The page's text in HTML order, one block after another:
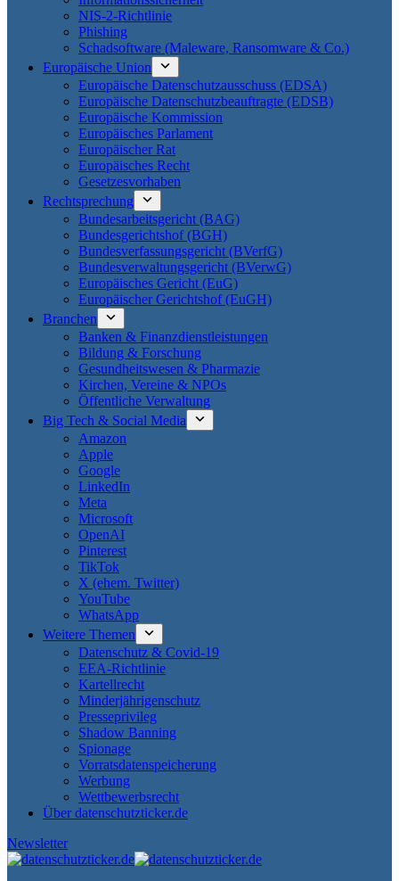
NIS-2-Richtlinie
Phishing
Schadsoftware (Maleware, Ransomware & Co.)
Europäische Union
Europäische Datenschutzausschuss (EDSA)
Europäische Datenschutzbeauftragte (EDSB)
Europäische Kommission
Europäisches Parlament
Europäischer Rat
Europäisches Recht
Gesetzesvorhaben
Rechtsprechung
Bundesarbeitsgericht (BAG)
Bundesgerichtshof (BGH)
Bundesverfassungsgericht (BVerfG)
Bundesverwaltungsgericht (BVerwG)
Europäisches Gericht (EuG)
Europäischer Gerichtshof (EuGH)
Branchen
Banken & Finanzdienstleistungen
Bildung & Forschung
Gesundheitswesen & Pharmazie
Kirchen, Vereine & NPOs
Öffentliche Verwaltung
Big Tech & Social Media
Amazon
Apple
Google
LinkedIn
Meta
Microsoft
OpenAI
Pinterest
TikTok
X (ehem. Twitter)
YouTube
WhatsApp
Weitere Themen
Datenschutz & Covid-19
EEA-Richtlinie
Kartellrecht
Minderjährigenschutz
Presseprivileg
Shadow Banning
Spionage
Vorratsdatenspeicherung
Werbung
Wettbewerbsrecht
Über datenschutzticker.de
Newsletter